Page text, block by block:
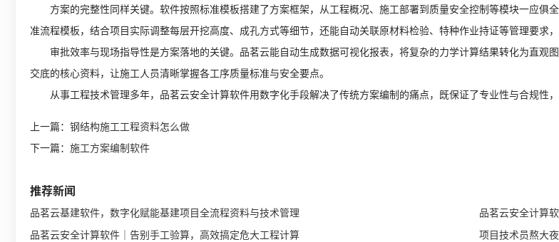
方案的完整性同样关键。软件按照标准模板搭建了方案框架，从工程概况、施工部署到质量安全控制等模块一应
准流程模板，结合项目实际调整每层开挖高度、成孔方式等细节，还能自动关联原材料检验、特种作业持证等管理要求
审批效率与现场指导性是方案落地的关键。品茗云能自动生成数据可视化报表，将复杂的力学计算结果转化为直观
交底的核心资料，让施工人员清晰掌握各工序质量标准与安全要点。
从事工程技术管理多年，品茗云安全计算软件用数字化手段解决了传统方案编制的痛点，既保证了专业性与合规性
上一篇： 钢结构施工工程资料怎么做
下一篇： 施工方案编制软件
推荐新闻
品茗云基建软件，数字化赋能基建项目全流程资料与技术管理
品茗云安全计算
品茗云安全计算软件｜告别手工验算，高效搞定危大工程计算
项目技术员熬大